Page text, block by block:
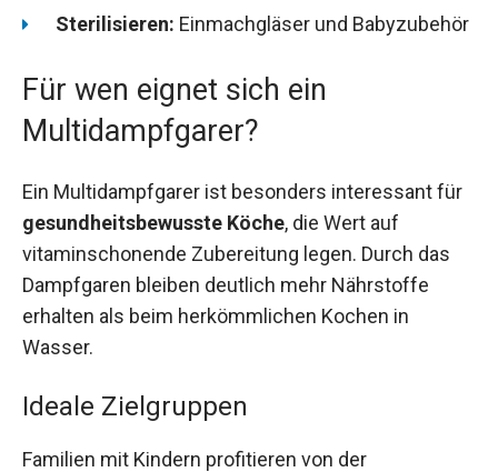
Sterilisieren: Einmachgläser und Babyzubehör
Für wen eignet sich ein
Multidampfgarer?
Ein Multidampfgarer ist besonders interessant für
gesundheitsbewusste Köche, die Wert auf
vitaminschonende Zubereitung legen. Durch das
Dampfgaren bleiben deutlich mehr Nährstoffe
erhalten als beim herkömmlichen Kochen in
Wasser.
Ideale Zielgruppen
Familien mit Kindern profitieren von der